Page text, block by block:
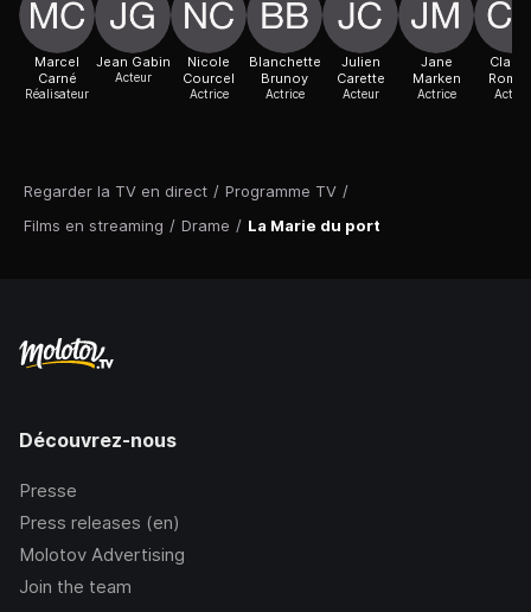
Regarder la TV en direct / Programme TV /
Films en streaming / Drame / La Marie du port
Marcel
Carné
Réalisateur
Jean Gabin
Acteur
Nicole
Courcel
Actrice
Blanchette
Brunoy
Actrice
Julien
Carette
Acteur
Jane
Marken
Actrice Acteur
Découvrez-nous
Presse
Press releases (en)
Molotov Advertising
Join the team